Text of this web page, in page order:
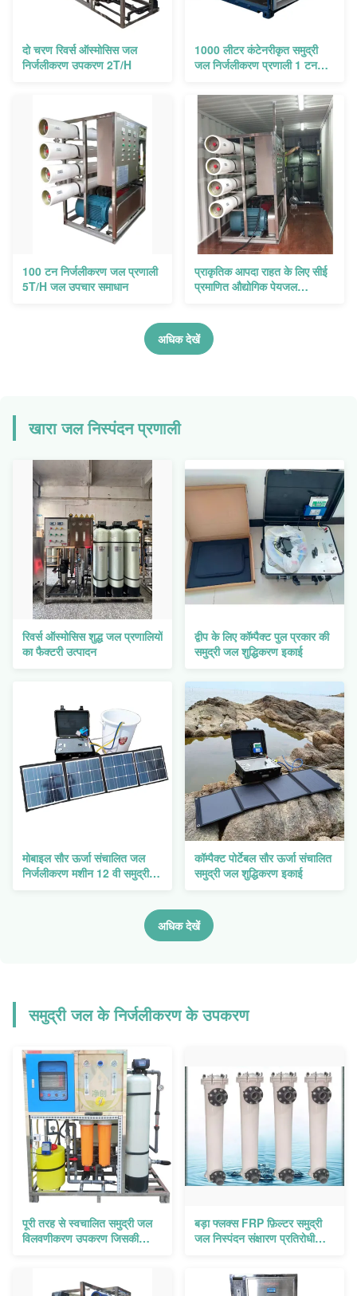
दो चरण रिवर्स ऑस्मोसिस जल
निर्जलीकरण उपकरण 2T/H
1000 लीटर कंटेनरीकृत समुद्री
जल निर्जलीकरण प्रणाली 1 टन
100 टन निर्जलीकरण जल प्रणाली
5T/H जल उपचार समाधान
प्राकृतिक आपदा राहत के लिए सीई
प्रमाणित औद्योगिक पेयजल
अधिक देखें
खारा जल निस्पंदन प्रणाली
रिवर्स ऑस्मोसिस शुद्ध जल प्रणालियों
का फैक्टरी उत्पादन
द्वीप के लिए कॉम्पैक्ट पुल प्रकार की
समुद्री जल शुद्धिकरण इकाई
मोबाइल सौर ऊर्जा संचालित जल
निर्जलीकरण मशीन 12 वी समुद्री
कॉम्पैक्ट पोर्टेबल सौर ऊर्जा संचालित
समुद्री जल शुद्धिकरण इकाई
अधिक देखें
समुद्री जल के निर्जलीकरण के उपकरण
पूरी तरह से स्वचालित समुद्री जल
विलवणीकरण उपकरण जिसकी
बड़ा फ्लक्स FRP फ़िल्टर समुद्री
जल निस्पंदन संक्षारण प्रतिरोधी